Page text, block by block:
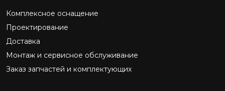
Комплексное оснащение
Проектирование
Доставка
Монтаж и сервисное обслуживание
Заказ запчастей и комплектующих